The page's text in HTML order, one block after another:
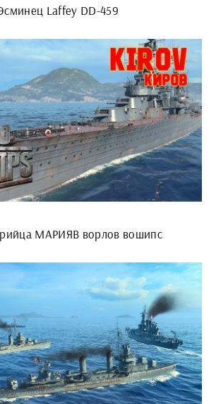
Laffey DD-459
МАРИЯВ ворлов вошипс